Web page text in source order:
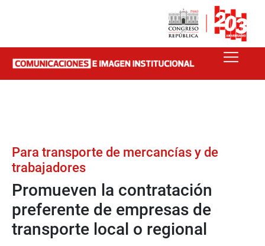
Para transporte de mercancías y de
trabajadores
Promueven la contratación
preferente de empresas de
transporte local o regional